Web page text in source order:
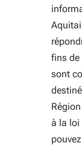
fins de
sont
à la loi